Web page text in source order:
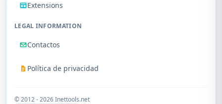
Extensions
LEGAL INFORMATION
Contactos
Política de privacidad
© 2012 - 2026 Inettools.net